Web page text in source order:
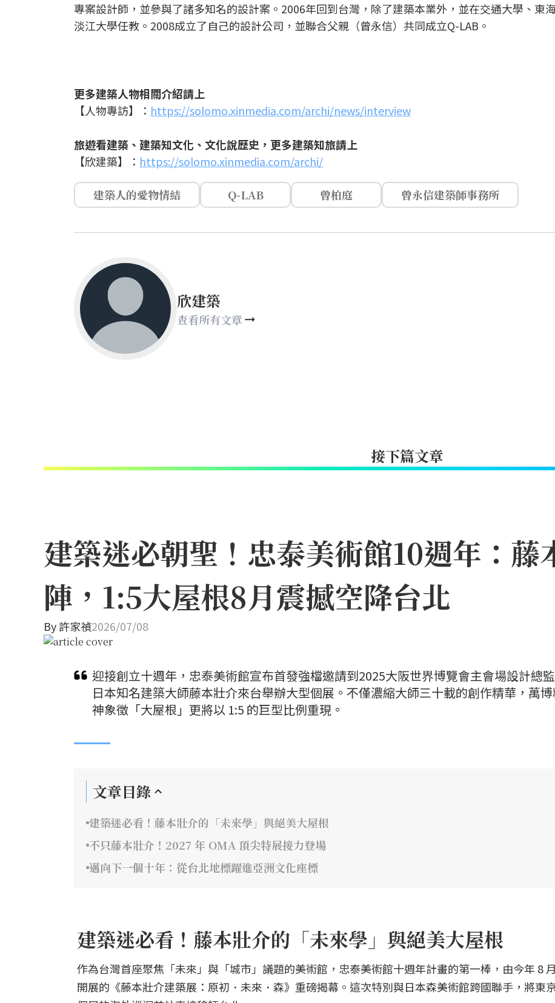
專案設計師，並參與了諸多知名的設計案。2006年回到台灣，除了建築本業外，並在交通大學、東
淡江大學任教。2008成立了自己的設計公司，並聯合父親（曾永信）共同成立Q-LAB。
更多建築人物相關介紹請上
【人物專訪】： https://solomo.xinmedia.com/archi/news/interview
旅遊看建築、建築知文化、文化說歷史，更多建築知旅請上
【欣建築】： https://solomo.xinmedia.com/archi/
建築人的愛物情結 Q-LAB 曾柏庭 曾永信建築師事務所
欣建築
查看所有文章
接下篇文章
建築迷必朝聖！忠泰美術館10週年：藤
陣，1:5大屋根8月震撼空降台北
By許家禎2026/07/08
迎接創立十週年，忠泰美術館宣布首發強檔邀請到2025大阪世界博覽會主會場設計總監
日本知名建築大師藤本壯介來台舉辦大型個展。不僅濃縮大師三十載的創作精華，萬
神象徵「大屋根」更將以 1:5 的巨型比例重現。
文章目錄
建築迷必看！藤本壯介的「未來學」與絕美大屋根
不只藤本壯介！2027 年 OMA 頂尖特展接力登場
邁向下一個十年：從台北地標躍進亞洲文化座標
建築迷必看！藤本壯介的「未來學」與絕美大屋根
作為台灣首座聚焦「未來」與「城市」議題的美術館，忠泰美術館十週年計畫的第一棒，由今年 8
開展的《藤本壯介建築展：原初．未來．森》重磅揭幕。這次特別與日本森美術館跨國聯手，將東